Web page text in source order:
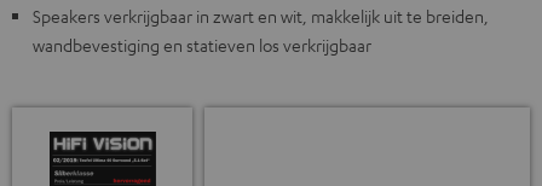
Speakers verkrijgbaar in zwart en wit, makkelijk uit te breiden,
wandbevestiging en statieven los verkrijgbaar